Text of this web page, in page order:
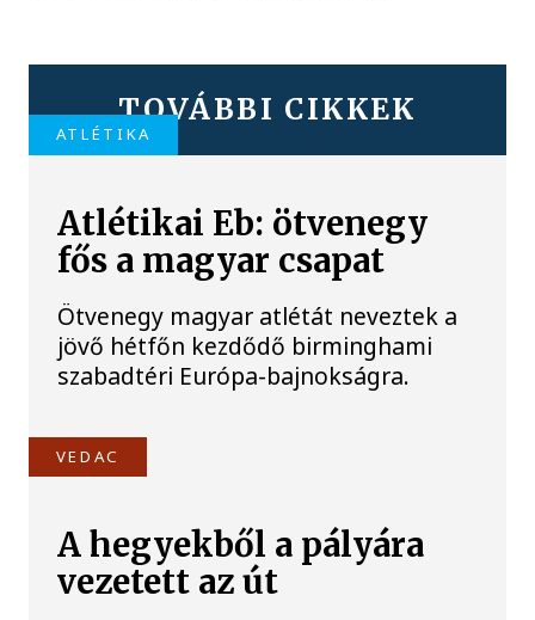
TOVÁBBI CIKKEK
ATLÉTIKA
Atlétikai Eb: ötvenegy
fős a magyar csapat
Ötvenegy magyar atlétát neveztek a
jövő hétfőn kezdődő birminghami
szabadtéri Európa-bajnokságra.
VEDAC
A hegyekből a pályára
vezetett az út